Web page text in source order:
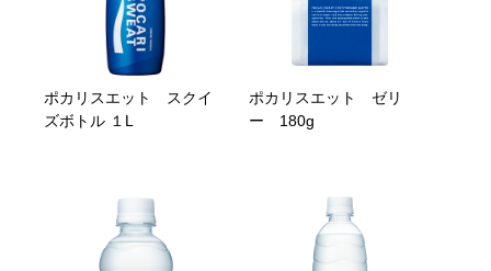
ポカリスエット スクイ
ズボトル １L
ポカリスエット ゼリ
ー 180g